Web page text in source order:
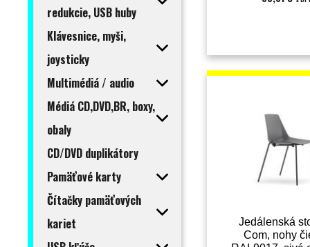
redukcie, USB huby
Klávesnice, myši,
joysticky
Multimédiá / audio
Médiá CD,DVD,BR, boxy,
obaly
CD/DVD duplikátory
Pamäťové karty
Čítačky pamäťových
kariet
Jedálenská
Com, nohy